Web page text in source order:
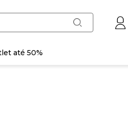
até 50%